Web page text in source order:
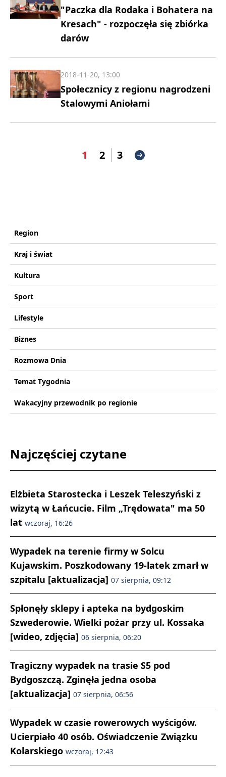
"Paczka dla Rodaka i Bohatera na
Kresach" - rozpoczęła się zbiórka
darów
Społecznicy z regionu nagrodzeni
Stalowymi Aniołami
2018-11-20, 13:00
1 2 3
Region
Kraj i świat
Kultura
Sport
Lifestyle
Biznes
Rozmowa Dnia
Temat Tygodnia
Wakacyjny przewodnik po regionie
Najczęściej czytane
Elżbieta Starostecka i Leszek Teleszyński z
wizytą w Łańcucie. Film „Trędowata" ma 50
lat wczoraj, 16:26
Wypadek na terenie firmy w Solcu
Kujawskim. Poszkodowany 19-latek zmarł w
szpitalu [aktualizacja] 07 sierpnia, 09:12
Spłonęły sklepy i apteka na bydgoskim
Szwederowie. Wielki pożar przy ul. Kossaka
[wideo, zdjęcia] 06 sierpnia, 06:20
Tragiczny wypadek na trasie S5 pod
Bydgoszczą. Zginęła jedna osoba
[aktualizacja] 07 sierpnia, 06:56
Wypadek w czasie rowerowych wyścigów.
Ucierpiało 40 osób. Oświadczenie Związku
Kolarskiego wczoraj, 12:43